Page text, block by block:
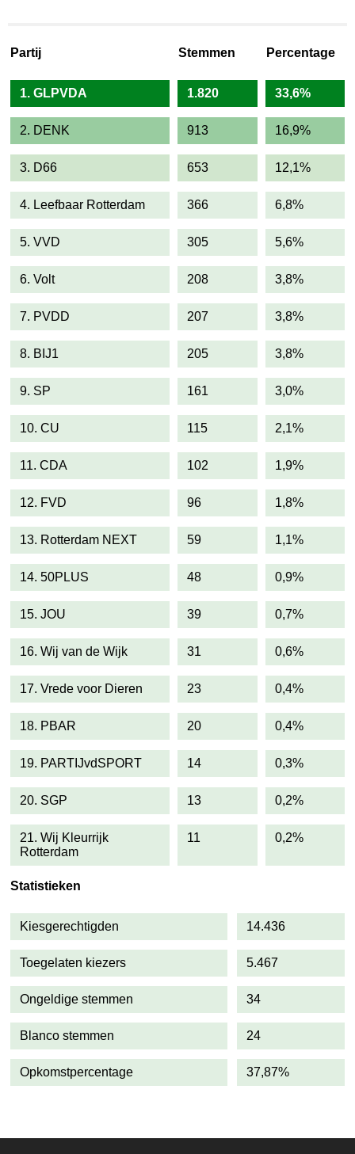
Partij Stemmen Percentage
1. GLPVDA 1.820 33,6%
2. DENK 913 16,9%
3. D66 653 12,1%
4. Leefbaar Rotterdam 366 6,8%
5. VVD 305 5,6%
6. Volt 208 3,8%
7. PVDD 207 3,8%
8. BIJ1 205 3,8%
9. SP 161 3,0%
10. CU 115 2,1%
11. CDA 102 1,9%
12. FVD 96 1,8%
13. Rotterdam NEXT 59 1,1%
14. 50PLUS 48 0,9%
15. JOU 39 0,7%
16. Wij van de Wijk 31 0,6%
17. Vrede voor Dieren 23 0,4%
18. PBAR 20 0,4%
19. PARTIJvdSPORT 14 0,3%
20. SGP 13 0,2%
21. Wij Kleurrijk
Rotterdam
11 0,2%
Statistieken
Kiesgerechtigden 14.436
Toegelaten kiezers 5.467
Ongeldige stemmen 34
Blanco stemmen 24
Opkomstpercentage 37,87%